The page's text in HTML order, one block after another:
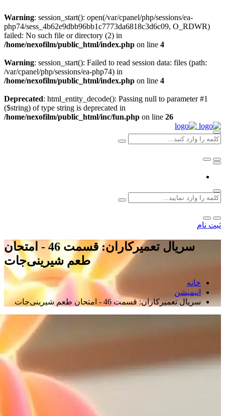
Warning: session_start(): open(/var/cpanel/php/sessions/ea-
php74/sess_4b62e9dbb96bb1c7773da6818c3d6c09, O_RDWR)
failed: No such file or directory (2) in
/home/nexofilm/public_html/index.php on line 4
Warning: session_start(): Failed to read session data: files (path:
/var/cpanel/php/sessions/ea-php74) in
/home/nexofilm/public_html/index.php on line 4
Deprecated: html_entity_decode(): Passing null to parameter #1
($string) of type string is deprecated in
/home/nexofilm/public_html/inc/fun.php on line 26
ثبت نام
سریال تعمیرکاران: قسمت 46 - امتحان
طعم شیرینی‌جات
خانه
انیمیشن
سریال تعمیرکاران: قسمت 46 - امتحان طعم شیرینی‌جات